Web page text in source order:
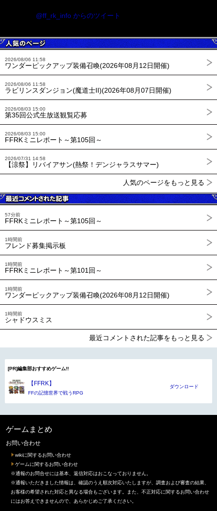
@ff_rk_info からのツイート
2026/08/06 11:58
ワンダーピックアップ装備召喚(2026年08月12日開催)
2026/08/06 11:58
ラビリンスダンジョン(魔道士II)(2026年08月07日開催)
2026/08/03 15:00
第35回公式生放送観覧応募
2026/08/03 15:00
FFRKミニレポート～第105回～
2026/07/31 14:58
【涼祭】リバイアサン(熱祭！デンジャラスサマー)
人気のページをもっと見る
57分前
FFRKミニレポート～第105回～
1時間前
フレンド募集掲示板
1時間前
FFRKミニレポート～第101回～
1時間前
ワンダーピックアップ装備召喚(2026年08月12日開催)
1時間前
シャドウスミス
最近コメントされた記事をもっと見る
[PR]編集部おすすめゲーム!!
【FFRK】
FFの記憶世界で戦うRPG
ダウンロード
ゲームまとめ
お問い合わせ
wikiに関するお問い合わせ
ゲームに関するお問い合わせ
※通報のお問合せには基本、返信対応はおこなっておりません。
※通報いただきました情報は、確認のうえ順次対応いたしますが、調査および審査の結果、
お客様の希望された対応と異なる場合もございます。また、不正対応に関するお問い合わせ
にはお答えできませんので、あらかじめご了承ください。